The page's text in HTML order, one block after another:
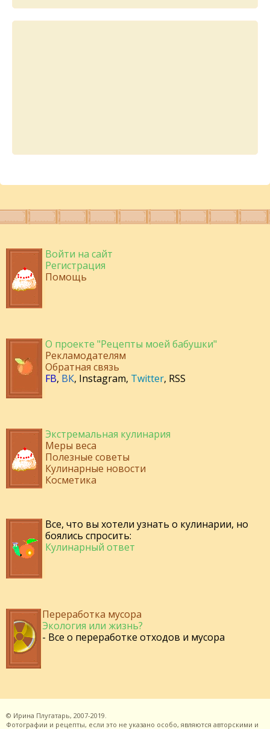
Войти на сайт
Регистрация
Помощь
О проекте "Рецепты моей бабушки"
Рекламодателям
Обратная связь
FB, ВК, Instagram, Twitter, RSS
Экстремальная кулинария
Меры веса
Полезные советы
Кулинарные новости
Косметика
Все, что вы хотели узнать о кулинарии, но
боялись спросить:
Кулинарный ответ
Переработка мусора
Экология или жизнь?
- Все о переработке отходов и мусора
© Ирина Плугатарь, 2007-2019.
Фотографии и рецепты, если это не указано особо, являются авторскими и